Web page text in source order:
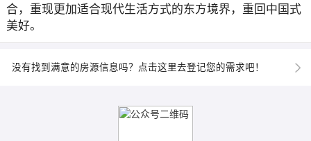
合，重现更加适合现代生活方式的东方境界，重回中国式
美好。
没有找到满意的房源信息吗？点击这里去登记您的需求吧！